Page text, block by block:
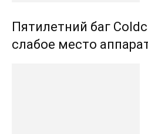
Пятилетний баг
слабое место